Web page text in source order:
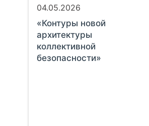
04.05.2026
«Контуры новой
архитектуры
коллективной
безопасности»